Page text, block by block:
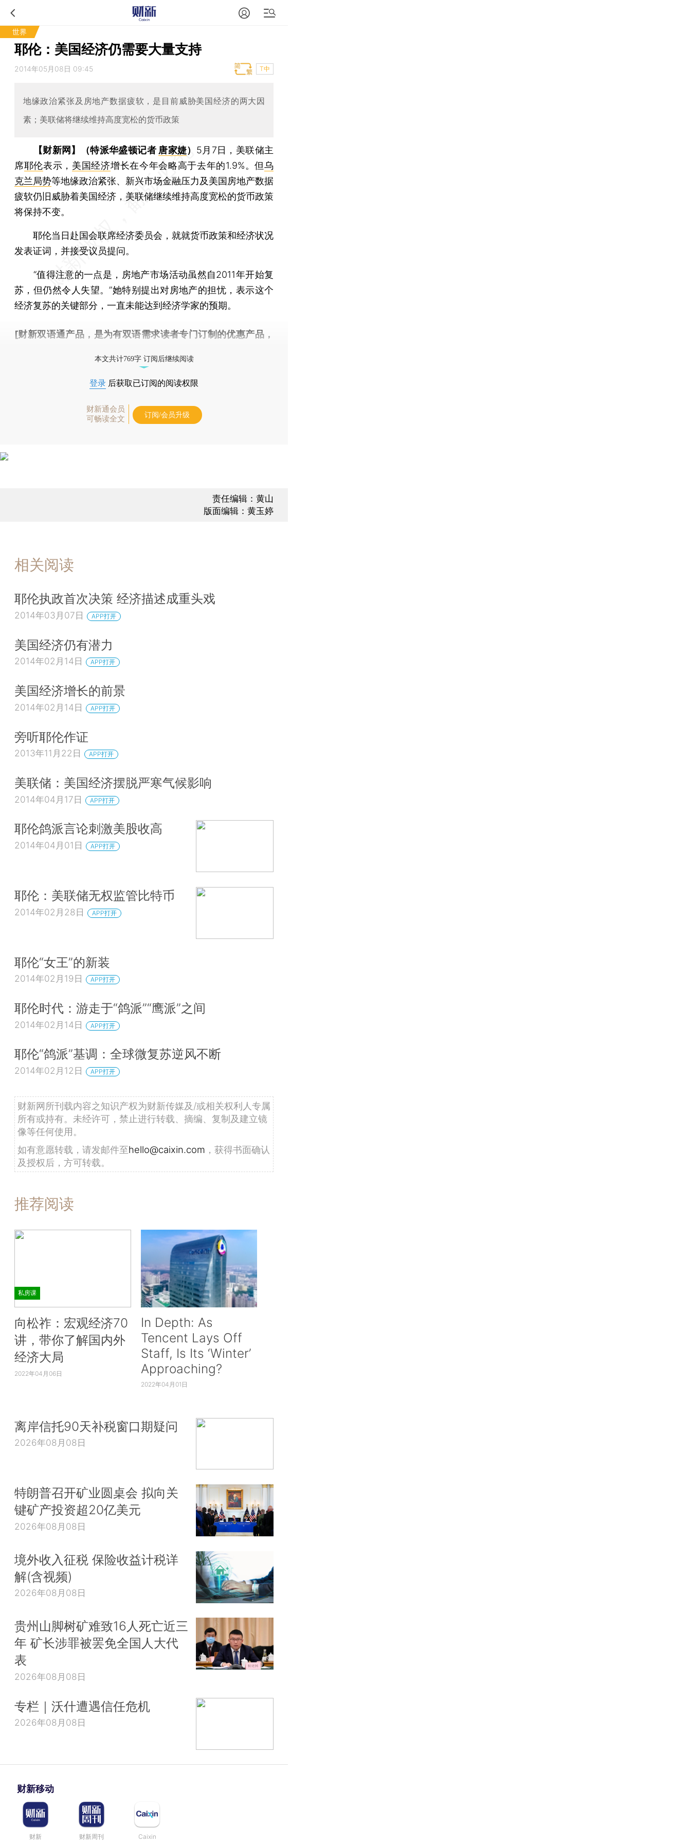
世界
耶伦：美国经济仍需要大量支持
2014年05月08日 09:45 T中
地缘政治紧张及房地产数据疲软，是目前威胁美国经济的两大因
素；美联储将继续维持高度宽松的货币政策
【财新网】（特派华盛顿记者 唐家婕） 5月7日，美联储主
席耶伦表示， 美国经济增长在今年会略高于去年的1.9%。但乌
克兰局势等地缘政治紧张、新兴市场金融压力及美国房地产数据
疲软仍旧威胁着美国经济，美联储继续维持高度宽松的货币政策
将保持不变。
耶伦当日赴国会联席经济委员会，就就货币政策和经济状况
发表证词，并接受议员提问。
“值得注意的一点是，房地产市场活动虽然自2011年开始复
苏，但仍然令人失望。”她特别提出对房地产的担忧，表示这个
经济复苏的关键部分，一直未能达到经济学家的预期。
[财新双语通产品，是为有双语需求读者专门订制的优惠产品，
本文共计769字 订阅后继续阅读
登录 后获取已订阅的阅读权限
财新通会员
可畅读全文
订阅/会员升级
责任编辑：黄山
版面编辑：黄玉婷
相关阅读
耶伦执政首次决策 经济描述成重头戏
2014年03月07日 APP打开
美国经济仍有潜力
2014年02月14日 APP打开
美国经济增长的前景
2014年02月14日 APP打开
旁听耶伦作证
2013年11月22日 APP打开
美联储：美国经济摆脱严寒气候影响
2014年04月17日 APP打开
耶伦鸽派言论刺激美股收高
2014年04月01日 APP打开
耶伦：美联储无权监管比特币
2014年02月28日 APP打开
耶伦“女王”的新装
2014年02月19日 APP打开
耶伦时代：游走于“鸽派”“鹰派”之间
2014年02月14日 APP打开
耶伦“鸽派”基调：全球微复苏逆风不断
2014年02月12日 APP打开
财新网所刊载内容之知识产权为财新传媒及/或相关权利人专属
所有或持有。未经许可，禁止进行转载、摘编、复制及建立镜
像等任何使用。
如有意愿转载，请发邮件至hello@caixin.com ，获得书面确认
及授权后，方可转载。
推荐阅读
私房课
向松祚：宏观经济70
讲，带你了解国内外
经济大局
2022年04月06日
In Depth: As
Tencent Lays Off
Staff, Is Its ‘Winter’
Approaching?
2022年04月01日
离岸信托90天补税窗口期疑问
2026年08月08日
特朗普召开矿业圆桌会 拟向关
键矿产投资超20亿美元
2026年08月08日
境外收入征税 保险收益计税详
解(含视频)
2026年08月08日
贵州山脚树矿难致16人死亡近三
年 矿长涉罪被罢免全国人大代
表
2026年08月08日
专栏｜沃什遭遇信任危机
2026年08月08日
财新移动
财新 财新周刊 Caixin